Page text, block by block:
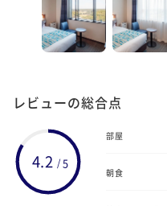
レビューの総合点
4.2 /5
部屋
朝食